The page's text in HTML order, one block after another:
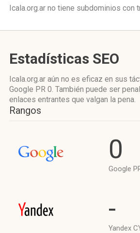
Icala.org.ar no tiene subdominios con
Estadísticas SEO
Icala.org.ar aún no es eficaz en sus
Google PR 0. También puede ser
enlaces entrantes que valgan la pena.
Rangos
0
Google
-
Yandex